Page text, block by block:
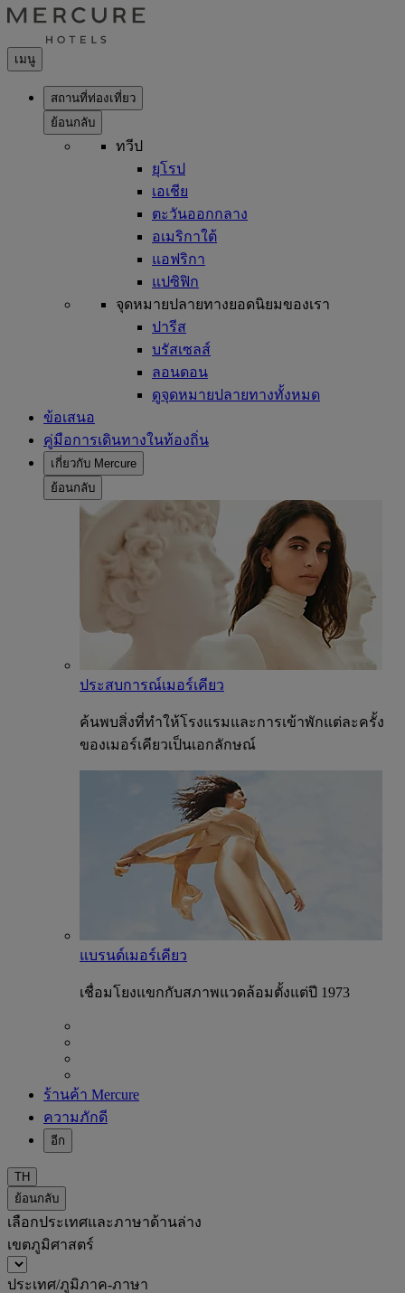
เมนู
สถานที่ท่องเที่ยว
ย้อนกลับ
ทวีป
ยุโรป
เอเชีย
ตะวันออกกลาง
อเมริกาใต้
แอฟริกา
แปซิฟิก
จุดหมายปลายทางยอดนิยมของเรา
ปารีส
บรัสเซลส์
ลอนดอน
ดูจุดหมายปลายทางทั้งหมด
ข้อเสนอ
คู่มือการเดินทางในท้องถิ่น
เกี่ยวกับ Mercure
ย้อนกลับ
ประสบการณ์เมอร์เคียว
ค้นพบสิ่งที่ทำให้โรงแรมและการเข้าพักแต่ละครั้ง
ของเมอร์เคียวเป็นเอกลักษณ์
แบรนด์เมอร์เคียว
เชื่อมโยงแขกกับสภาพแวดล้อมตั้งแต่ปี 1973
ร้านค้า Mercure
ความภักดี
อีก
TH
ย้อนกลับ
เลือกประเทศและภาษาด้านล่าง
เขตภูมิศาสตร์
ประเทศ/ภูมิภาค-ภาษา